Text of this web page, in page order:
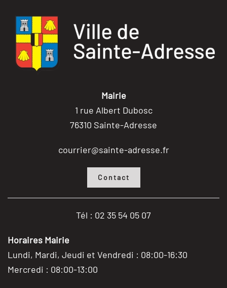
Mairie
1 rue Albert Dubosc
76310 Sainte-Adresse
courrier@sainte-adresse.fr
Contact
Tél : 02 35 54 05 07
Horaires Mairie
Lundi, Mardi, Jeudi et Vendredi : 08:00-16:30
Mercredi : 08:00-13:00